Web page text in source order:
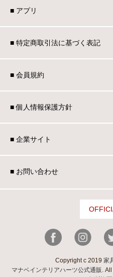
■ アプリ
■ 特定商取引法に基づく表記
■ 会員規約
■ 個人情報保護方針
■ 企業サイト
■ お問い合わせ
Copyright c 2019 家
マナベインテリアハーツ公式通販 .